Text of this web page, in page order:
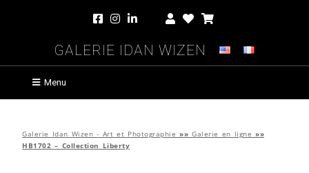
Galerie Idan Wizen
Menu
Galerie Idan Wizen - Art et Photographie »» Galerie en ligne »»
HB1702 – Collection Liberty